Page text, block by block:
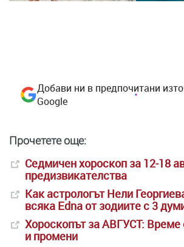
Добави ни в предпочитани
Google
Прочетете още:
Седмичен хороскоп за 12-18
предизвикателства
Как астрологът Нели
всяка Edna от зодиите с 3
Хороскопът за АВГУСТ: Време
и промени